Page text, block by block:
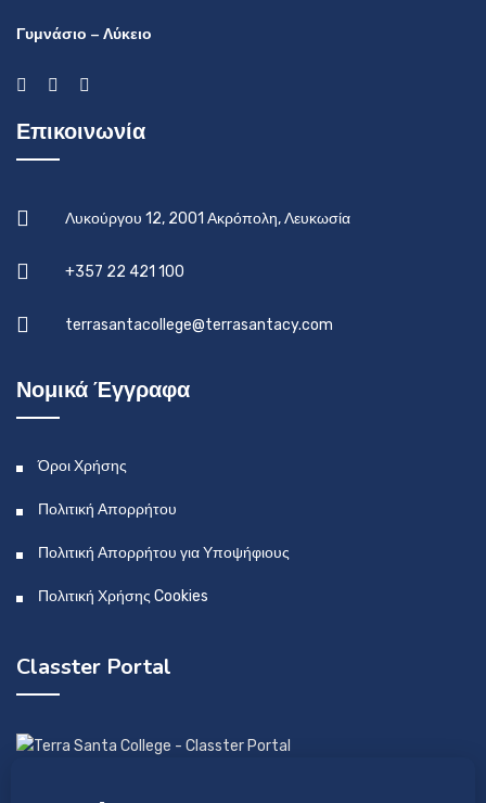
Γυμνάσιο – Λύκειο
Επικοινωνία
Λυκούργου 12, 2001 Ακρόπολη, Λευκωσία
+357 22 421 100
terrasantacollege@terrasantacy.com
Νομικά Έγγραφα
Όροι Χρήσης
Πολιτική Απορρήτου
Πολιτική Απορρήτου για Υποψήφιους
Πολιτική Χρήσης Cookies
Classter Portal